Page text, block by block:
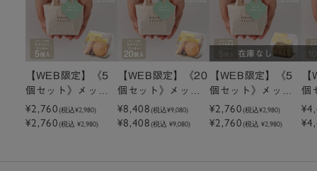
【WEB限定】《5
個セット》メッセ
ージ付きミニトー
トクッキーラズベ
¥2,760(税込¥2,980)
¥2,760(税込 ¥2,980)
【WEB限定】《20
個セット》メッセ
ージ付きミニトー
トクッキーラズベ
¥8,408(税込¥9,080)
¥8,408(税込 ¥9,080)
在庫なし
【WEB限定】《5
個セット》メッセ
ージ付きミニトー
トクッキーピスタ
¥2,760(税込¥2,980)
¥2,760(税込 ¥2,980)
個
ー
ト